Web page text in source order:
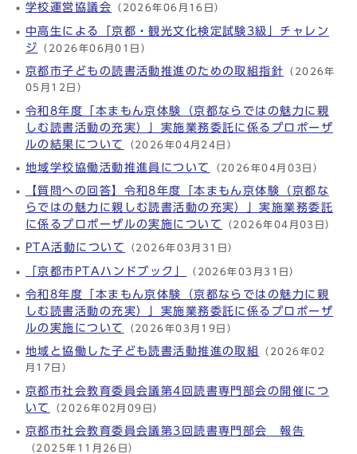
学校運営協議会 （2026年06月16日）
中高生による「京都・観光文化検定試験3級」チャレン
ジ
（2026年06月01日）
京都市子どもの読書活動推進のための取組指針 （2026年
05月12日）
令和8年度「本まもん京体験（京都ならではの魅力に親
しむ読書活動の充実）」実施業務委託に係るプロポーザ
ルの結果について
（2026年04月24日）
地域学校協働活動推進員について （2026年04月03日）
【質問への回答】令和8年度「本まもん京体験（京都な
らではの魅力に親しむ読書活動の充実）」実施業務委託
に係るプロポーザルの実施について
（2026年04月03日）
PTA活動について （2026年03月31日）
「京都市PTAハンドブック」 （2026年03月31日）
令和8年度「本まもん京体験（京都ならではの魅力に親
しむ読書活動の充実）」実施業務委託に係るプロポーザ
ルの実施について
（2026年03月19日）
地域と協働した子ども読書活動推進の取組 （2026年02
月17日）
京都市社会教育委員会議第4回読書専門部会の開催につ
いて
（2026年02月09日）
京都市社会教育委員会議第3回読書専門部会 報告
（2025年11月26日）